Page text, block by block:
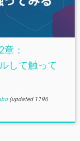
：
して触って
(updated 1196